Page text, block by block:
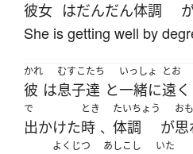
彼女 はだんだん体調
She is getting well by
かれ
彼 は
むすこ
息子
たち
達 と
いっしょ
一緒に
とお
遠く
で
出かけた
とき
時 、
たいちょう
体調 が
おも
思
よくじつ あしこし いた